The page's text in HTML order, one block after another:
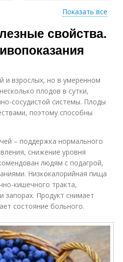
Польза для
беременных и
Вред для мужчин
беременности
Боярышник для
мужчин
Клюквы для мужчин
Показать все
свойства.
и взрослых, но в умеренном
плодов в сутки,
сосудистой системы. Плоды
поэтому способны
– поддержка нормального
снижение уровня
людям с подагрой,
Низкокалорийная пища
кишечного тракта,
запорах. Продукт снимает
состояние больного.